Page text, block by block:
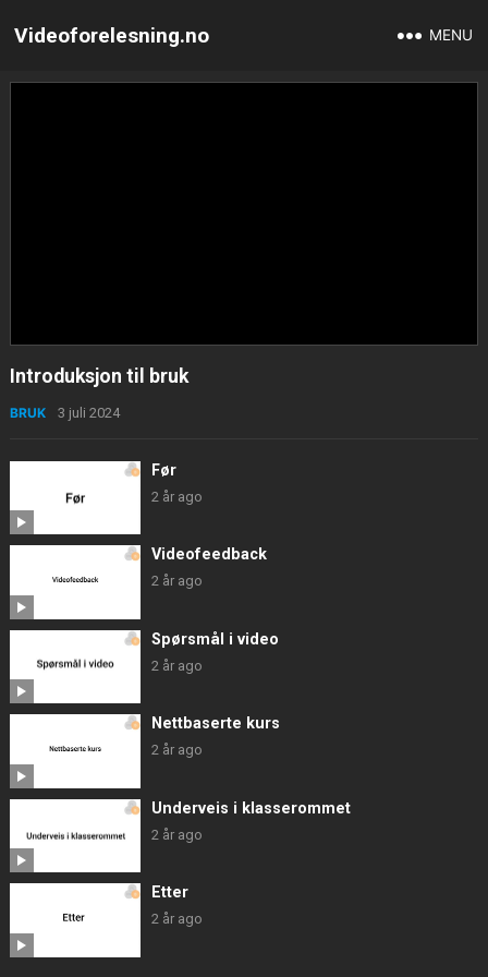
Videoforelesning.no MENU
Introduksjon til bruk
BRUK 3 juli 2024
Før
2 år ago
Videofeedback
2 år ago
Spørsmål i video
2 år ago
Nettbaserte kurs
2 år ago
Underveis i klasserommet
2 år ago
Etter
2 år ago